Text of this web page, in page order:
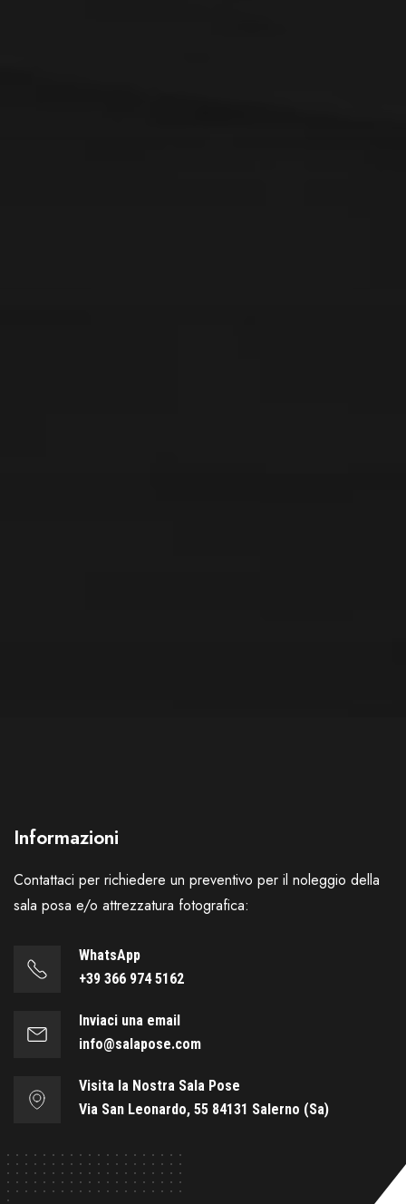
Informazioni
Contattaci per richiedere un preventivo per il noleggio della
sala posa e/o attrezzatura fotografica:
WhatsApp
+39 366 974 5162
Inviaci una email
info@salapose.com
Visita la Nostra Sala Pose
Via San Leonardo, 55 84131 Salerno (Sa)